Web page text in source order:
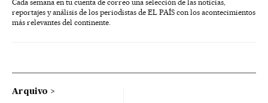
Cada semana en tu cuenta de correo una selección de las noticias,
reportajes y análisis de los periodistas de EL PAÍS con los acontecimientos
más relevantes del continente.
Arquivo